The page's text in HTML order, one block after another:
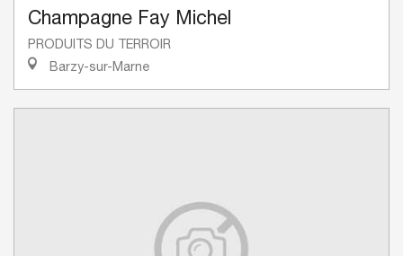
Champagne Fay Michel
PRODUITS DU TERROIR
Barzy-sur-Marne